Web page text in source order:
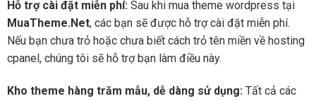
Hỗ trợ cài đặt miễn phí: Sau khi mua theme wordpress tại
MuaTheme.Net, các bạn sẽ được hỗ trợ cài đặt miễn phí.
Nếu bạn chưa trỏ hoặc chưa biết cách trỏ tên miền về hosting
cpanel, chúng tôi sẽ hỗ trợ bạn làm điều này.
Kho theme hàng trăm mẫu, dễ dàng sử dụng: Tất cả các